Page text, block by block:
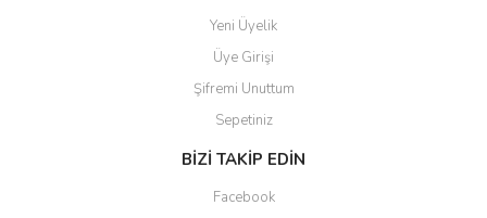
Yeni Üyelik
Üye Girişi
Şifremi Unuttum
Sepetiniz
BİZİ TAKİP EDİN
Facebook